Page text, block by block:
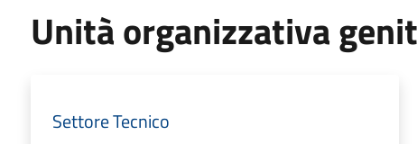
Unità organizzativa
Settore Tecnico